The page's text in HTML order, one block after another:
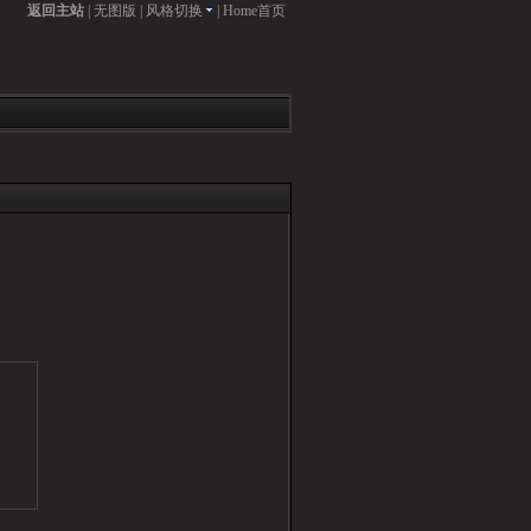
返回主站 无图版 风格切换 Home首页